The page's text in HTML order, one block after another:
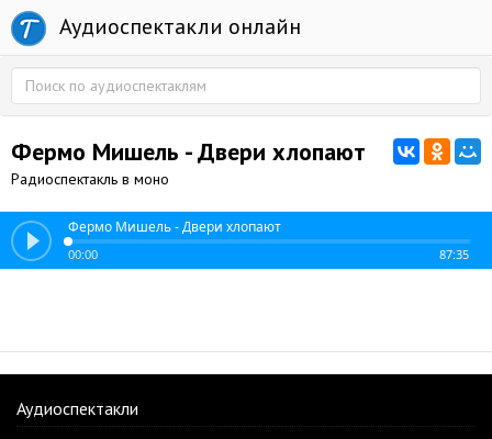
Аудиоспектакли онлайн
Фермо Мишель - Двери хлопают
Радиоспектакль в моно
Фермо Мишель - Двери хлопают
00:00 87:35
Аудиоспектакли